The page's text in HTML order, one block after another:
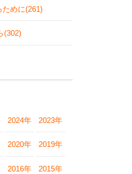
ために(261)
(302)
2024年 2023年
2020年 2019年
2016年 2015年